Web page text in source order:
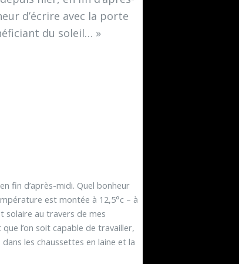
d’écrire avec la porte
du soleil… »
fin d’après-midi. Quel bonheur
est montée à 12,5°c – à
solaire au travers de mes
l’on soit capable de travailler,
les chaussettes en laine et la